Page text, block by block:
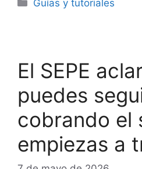
Guías y tutoriales
El SEPE
puedes
cobrando el
empiezas a